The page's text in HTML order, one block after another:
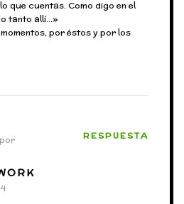
que cuentas. Como digo en el
tanto allí…»
por éstos y por los
RESPUESTA